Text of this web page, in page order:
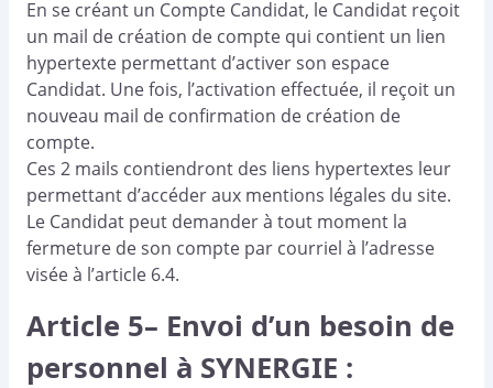
En se créant un Compte Candidat, le Candidat reçoit
un mail de création de compte qui contient un lien
hypertexte permettant d’activer son espace
Candidat. Une fois, l’activation effectuée, il reçoit un
nouveau mail de confirmation de création de
compte.
Ces 2 mails contiendront des liens hypertextes leur
permettant d’accéder aux mentions légales du site.
Le Candidat peut demander à tout moment la
fermeture de son compte par courriel à l’adresse
visée à l’article 6.4.
Article 5– Envoi d’un besoin de
personnel à SYNERGIE :